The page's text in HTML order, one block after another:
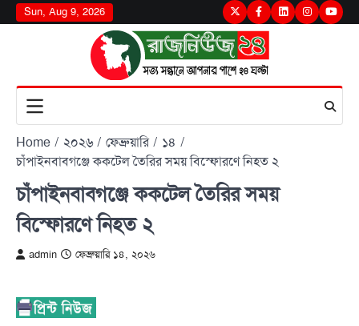
Skip
to
Sun, Aug 9, 2026 TwitterFacebook
LinkedInInstagram
Home ২০২৬ ফেব্রুয়ারি
১৪
চাঁপাইনবাবগঞ্জে ককটেল তৈরির সময় বিস্ফোরণে নিহত ২
চাঁপাইনবাবগঞ্জে ককটেল তৈরির সময়
বিস্ফোরণে নিহত ২
admin ফেব্রুয়ারি ১৪, ২০২৬